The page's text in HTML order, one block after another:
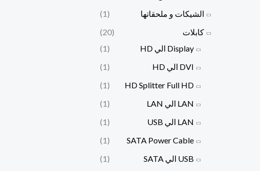
الشيكات و ملحقاتها
(1)
كابلات
(20)
Display الي HD
(1)
DVI الي HD
(1)
HD Splitter Full HD
(1)
LAN الي LAN
(1)
LAN الي USB
(1)
SATA Power Cable
(1)
USB الي SATA
(1)